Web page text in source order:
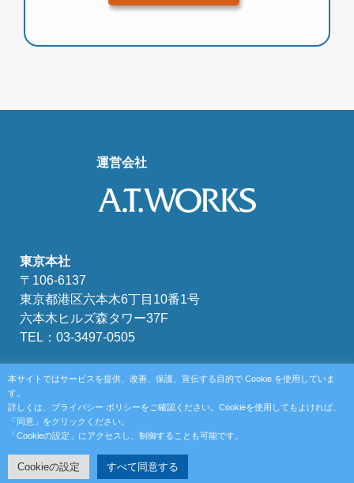
運営会社
東京本社
〒106-6137
東京都港区六本木6丁目10番1号
六本木ヒルズ森タワー37F
TEL：03-3497-0505
富山県富山市牛島新町4-5
TEL：076-439-6111
本サイトではサービスを提供、改善、保護、宣伝する目的で Cookie を使用していま
す。
詳しくは、プライバシー ポリシーをご確認ください。Cookieを使用してもよければ、
「同意」をクリックください。
「Cookieの設定」にアクセスし、制御することも可能です。
Cookieの設定 すべて同意する